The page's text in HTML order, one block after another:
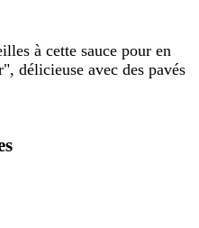
à cette sauce pour en
délicieuse avec des pavés